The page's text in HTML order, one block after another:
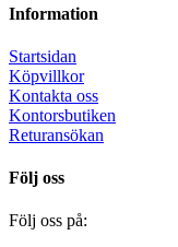
Information
Startsidan
Köpvillkor
Kontakta oss
Kontorsbutiken
Returansökan
Följ oss
Följ oss på: